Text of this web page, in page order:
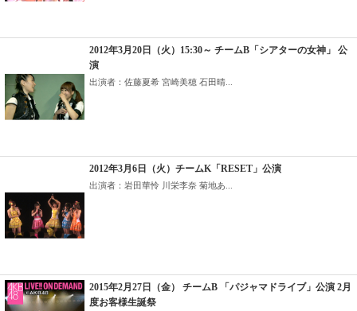
2012年3月20日（火）15:30～ チームB「シアターの女神」 公
演
出演者：佐藤夏希 宮崎美穂 石田晴...
2012年3月6日（火）チームK「RESET」公演
出演者：岩田華怜 川栄李奈 菊地あ...
2015年2月27日（金） チームB 「パジャマドライブ」公演 2月
度お客様生誕祭